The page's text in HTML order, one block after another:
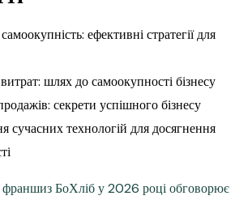
ефективні стратегії для
шлях до самоокупності бізнесу
секрети успішного бізнесу
сучасних технологій для досягнення